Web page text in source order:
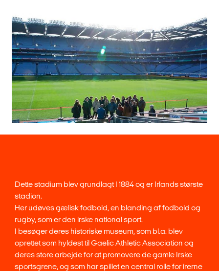
Dette stadium blev grundlagt I 1884 og er Irlands største
stadion.
Her udøves gælisk fodbold, en blanding af fodbold og
rugby, som er den irske national sport.
I besøger deres historiske museum, som bl.a. blev
oprettet som hyldest til Gaelic Athletic Association og
deres store arbejde for at promovere de gamle Irske
sportsgrene, og som har spillet en central rolle for irerne